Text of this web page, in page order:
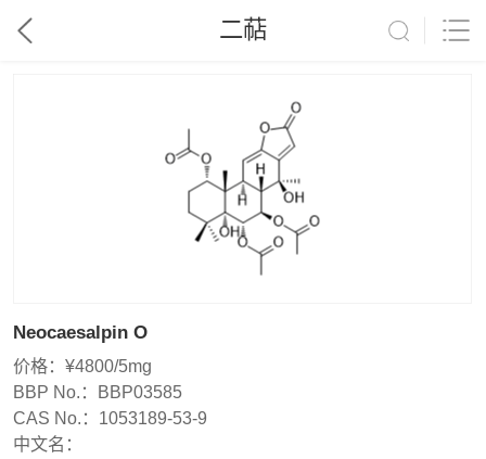
二萜
Neocaesalpin O
价格：¥4800/5mg
BBP No.： BBP03585
CAS No.： 1053189-53-9
中文名：